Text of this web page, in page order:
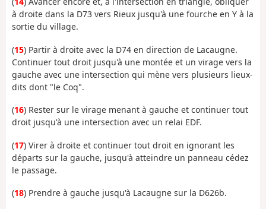
à droite dans la D73 vers Rieux jusqu'à une fourche en Y à la
sortie du village.
(15) Partir à droite avec la D74 en direction de Lacaugne.
Continuer tout droit jusqu'à une montée et un virage vers la
gauche avec une intersection qui mène vers plusieurs lieux-
dits dont "le Coq".
(16) Rester sur le virage menant à gauche et continuer tout
droit jusqu'à une intersection avec un relai EDF.
(17) Virer à droite et continuer tout droit en ignorant les
départs sur la gauche, jusqu'à atteindre un panneau cédez
le passage.
(18) Prendre à gauche jusqu'à Lacaugne sur la D626b.